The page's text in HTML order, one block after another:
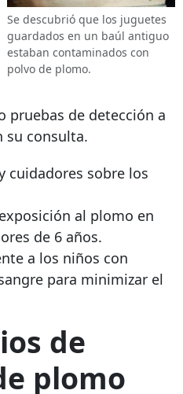
Se descubrió que los juguetes
guardados en un baúl antiguo
estaban contaminados con
polvo de plomo.
pruebas de detección a
su consulta.
cuidadores sobre los
al plomo en
de 6 años.
a los niños con
para minimizar el
de
plomo